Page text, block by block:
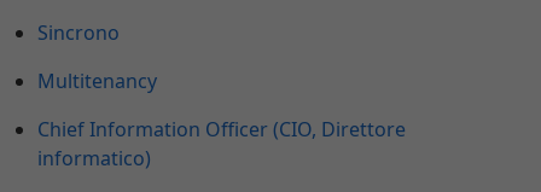
Sincrono
Multitenancy
Chief Information Officer (CIO, Direttore
informatico)